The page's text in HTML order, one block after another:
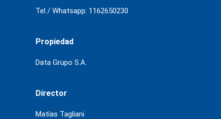
Tel / Whatsapp: 1162650230
Propiedad
Data Grupo S.A.
Director
Matías Tagliani